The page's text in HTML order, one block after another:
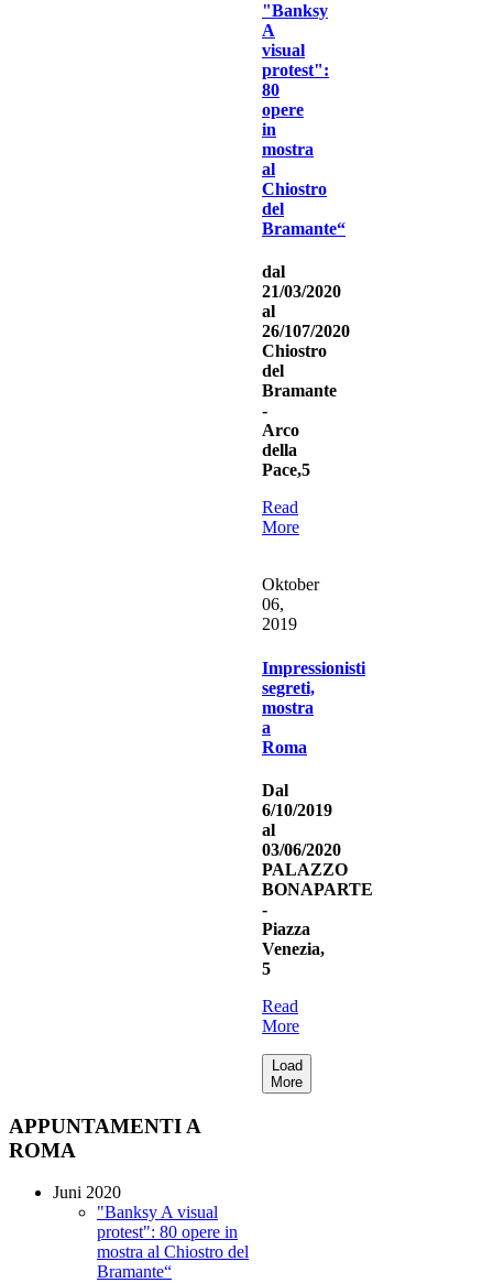
"Banksy
A
visual
protest":
80
opere
in
mostra
al
Chiostro
del
Bramante“
dal
21/03/2020
al
26/107/2020
Chiostro
del
Bramante
-
Arco
della
Pace,5
Read
More
Oktober
06,
2019
Impressionisti
segreti,
mostra
a
Roma
Dal
6/10/2019
al
03/06/2020
PALAZZO
BONAPARTE
-
Piazza
Venezia,
5
Read
More
Load
More
APPUNTAMENTI A
ROMA
Juni 2020
"Banksy A visual
protest": 80 opere in
mostra al Chiostro del
Bramante“